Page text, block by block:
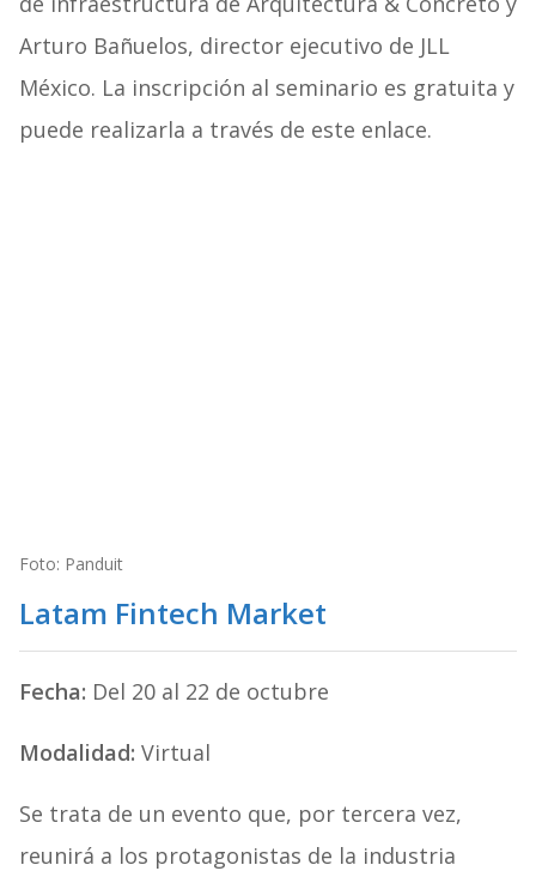
Arturo Bañuelos, director ejecutivo de JLL
México. La inscripción al seminario es gratuita y
puede realizarla a través de este enlace.
Foto: Panduit
Latam Fintech Market
Fecha: Del 20 al 22 de octubre
Modalidad: Virtual
Se trata de un evento que, por tercera vez,
reunirá a los protagonistas de la industria